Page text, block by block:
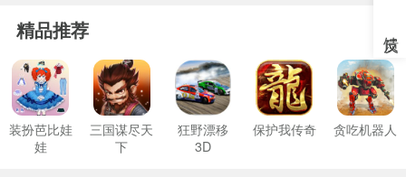
精品推荐
装扮芭比娃
娃
三国谋尽天
下
狂野漂移
3D
保护我传奇 贪吃机器人